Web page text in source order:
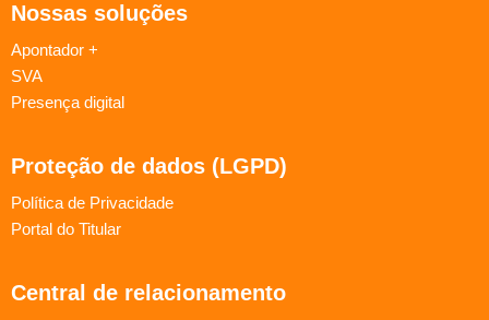
Nossas soluções
Apontador +
SVA
Presença digital
Proteção de dados (LGPD)
Política de Privacidade
Portal do Titular
Central de relacionamento